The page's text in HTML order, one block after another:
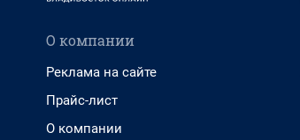
О компании
Реклама на сайте
Прайс-лист
О компании